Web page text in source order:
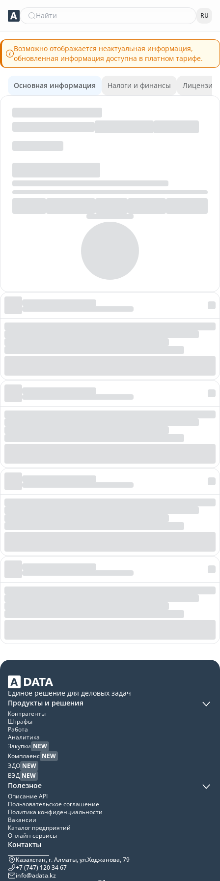
Найти RU
Возможно отображается неактуальная информация,
обновленная информация доступна в платном тарифе.
Основная информация Налоги и финансы Лицензии
Единое решение для деловых задач
Продукты и решения
Контрагенты
Штрафы
Работа
Аналитика
Закупки NEW
Комплаенс NEW
ЭДО NEW
ВЭД NEW
Полезное
Описание API
Пользовательское соглашение
Политика конфиденциальности
Вакансии
Каталог предприятий
Онлайн сервисы
Контакты
Казахстан, г. Алматы, ул.Ходжанова, 79
+7 (747) 120 34 67
info@adata.kz